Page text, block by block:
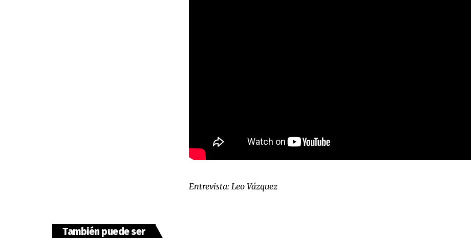
Entrevista: Leo Vázquez
También puede ser